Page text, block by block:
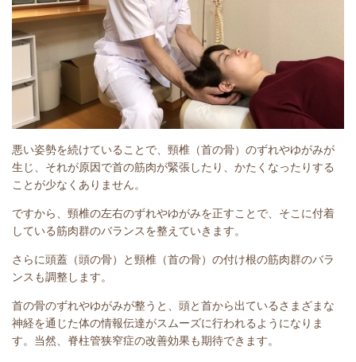
悪い姿勢を続けていることで、頸椎（首の骨）のずれやゆがみが
生じ、それが原因で首の筋肉が緊張したり、かたくなったりする
ことが少なくありません。
ですから、頸椎の左右のずれやゆがみを正すことで、そこに付着
している筋肉群のバランスを整えていきます。
さらに頭蓋（頭の骨）と頸椎（首の骨）の付け根の筋肉群のバラ
ンスも調整します。
首の骨のずれやゆがみが整うと、頭と首から出ているさまざまな
神経を通じた体の情報伝達がスムーズに行われるようになりま
す。当然、脊柱管狭窄症の改善効果も期待できます。